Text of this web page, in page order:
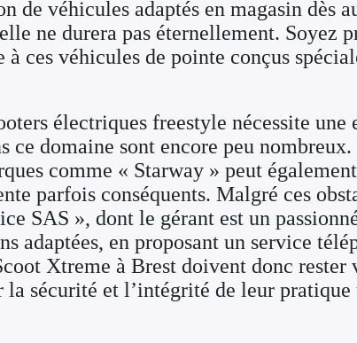
de véhicules adaptés en magasin dès
ne durera pas éternellement. Soyez
à ces véhicules de pointe conçus
électriques freestyle nécessite
ce domaine sont encore peu nombreux.
comme « Starway » peut
parfois conséquents. Malgré ces
SAS », dont le gérant est un
adaptées, en proposant un service
Xtreme à Brest doivent donc rester
sécurité et l’intégrité de leur pratique